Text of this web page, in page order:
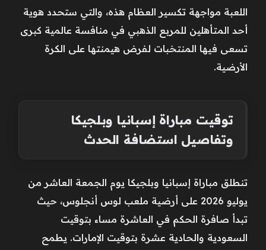
اللعبة مواجهة تكسير العظام هذه، والتي ستحدد هوية
أحد المتأهلين للمربع الذهبي في منافسة عالمية كبرى
تسعى فيها المنتخبات لفرض هيمنتها على الكرة
الأرضية.
توقيت مباراة إسبانيا وبلجيكا
وتفاصيل استضافة الحدث
تنطلق مباراة إسبانيا وبلجيكا يوم الجمعة العاشر من
يوليو 2026 على أرضية ملعب لوس أنجلوس، حيث
تبدأ صافرة الحكم في العاشرة مساء بتوقيت
السعودية والحادية عشرة بتوقيت الإمارات. يطمح